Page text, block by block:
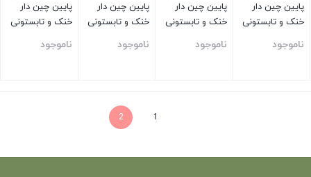
پایین چین دار
خنک و تابستونی
سورمه ای
ناموجود
پایین چین دار
خنک و تابستونی
سورمه ای
ناموجود
پایین چین دار
خنک و تابستونی
سورمه ای
ناموجود
پایین چین دار
خنک و تابستونی
توسی
ناموجود
1
2